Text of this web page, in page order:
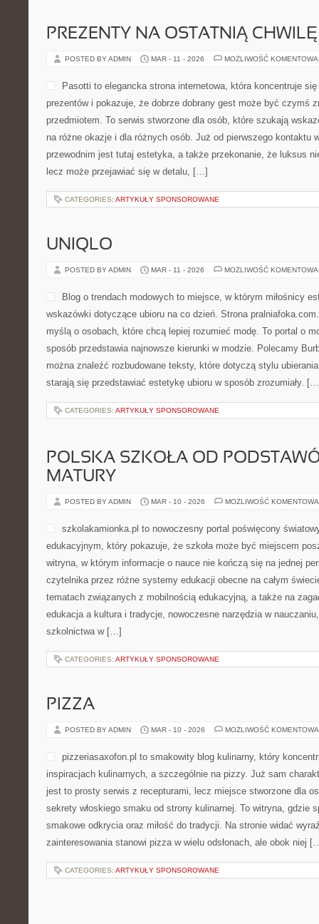
PREZENTY NA OSTATNIĄ CHWILĘ
POSTED BY ADMIN MAR - 11 - 2026 MOŻLIWOŚĆ
Pasotti to elegancka strona internetowa, która koncentruje
prezentów i pokazuje, że dobrze dobrany gest może być czymś
przedmiotem. To serwis stworzone dla osób, które szukają
na różne okazje i dla różnych osób. Już od pierwszego kontaktu
przewodnim jest tutaj estetyka, a także przekonanie, że luksus
lecz może przejawiać się w detalu, […]
CATEGORIES: ARTYKUŁY SPONSOROWANE
UNIQLO
POSTED BY ADMIN MAR - 11 - 2026 MOŻLIWOŚĆ
Blog o trendach modowych to miejsce, w którym miłośnicy
wskazówki dotyczące ubioru na co dzień. Strona
myślą o osobach, które chcą lepiej rozumieć modę. To portal o
sposób przedstawia najnowsze kierunki w modzie. Polecamy
można znaleźć rozbudowane teksty, które dotyczą stylu
starają się przedstawiać estetykę ubioru w sposób zrozumiały.
CATEGORIES: ARTYKUŁY SPONSOROWANE
POLSKA SZKOŁA OD
MATURY
POSTED BY ADMIN MAR - 10 - 2026 MOŻLIWOŚĆ
szkolakamionka.pl to nowoczesny portal poświęcony
edukacyjnym, który pokazuje, że szkoła może być miejscem
witryna, w którym informacje o nauce nie kończą się na jednej
czytelnika przez różne systemy edukacji obecne na całym
tematach związanych z mobilnością edukacyjną, a także na
edukacja a kultura i tradycje, nowoczesne narzędzia w
szkolnictwa w […]
CATEGORIES: ARTYKUŁY SPONSOROWANE
PIZZA
POSTED BY ADMIN MAR - 10 - 2026 MOŻLIWOŚĆ
pizzeriasaxofon.pl to smakowity blog kulinarny, który
inspiracjach kulinarnych, a szczególnie na pizzy. Już sam
jest to prosty serwis z recepturami, lecz miejsce stworzone dla
sekrety włoskiego smaku od strony kulinarnej. To witryna, gdzie
smakowe odkrycia oraz miłość do tradycji. Na stronie widać
zainteresowania stanowi pizza w wielu odsłonach, ale obok niej
CATEGORIES: ARTYKUŁY SPONSOROWANE